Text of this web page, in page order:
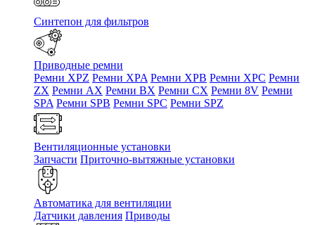
Синтепон для фильтров
Приводные ремни
Ремни XPZ Ремни XPA Ремни XPB Ремни XPC Ремни
ZX Ремни AX Ремни BX Ремни CX Ремни 8V Ремни
SPA Ремни SPB Ремни SPC Ремни SPZ
Вентиляционные установки
Запчасти Приточно-вытяжные установки
Автоматика для вентиляции
Датчики давления Приводы